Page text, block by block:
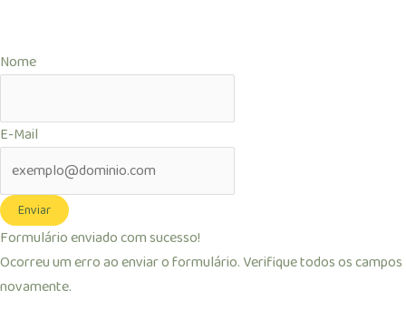
Nome
E-Mail
Enviar
Formulário enviado com sucesso!
Ocorreu um erro ao enviar o formulário. Verifique todos os campos
novamente.